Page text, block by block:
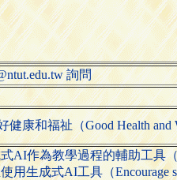
詢問
健康和福祉（Good Health and
AI作為教學過程的輔助工具（
用生成式AI工具（Encourage